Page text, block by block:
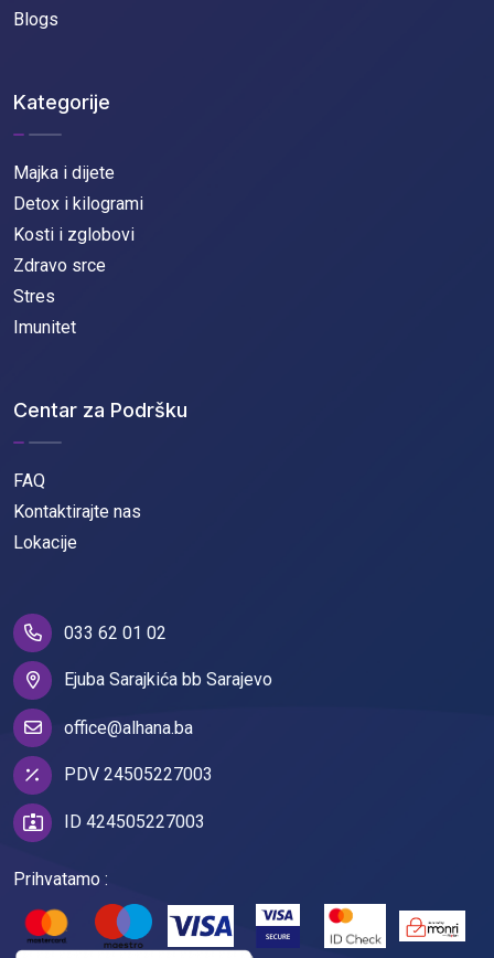
Blogs
Kategorije
Majka i dijete
Detox i kilogrami
Kosti i zglobovi
Zdravo srce
Stres
Imunitet
Centar za Podršku
FAQ
Kontaktirajte nas
Lokacije
033 62 01 02
Ejuba Sarajkića bb Sarajevo
office@alhana.ba
PDV 24505227003
ID 424505227003
Prihvatamo :